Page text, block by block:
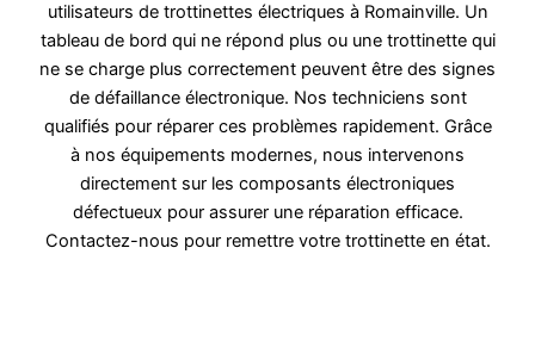
utilisateurs de trottinettes électriques à Romainville. Un
tableau de bord qui ne répond plus ou une trottinette qui
ne se charge plus correctement peuvent être des signes
de défaillance électronique. Nos techniciens sont
qualifiés pour réparer ces problèmes rapidement. Grâce
à nos équipements modernes, nous intervenons
directement sur les composants électroniques
défectueux pour assurer une réparation efficace.
Contactez-nous pour remettre votre trottinette en état.